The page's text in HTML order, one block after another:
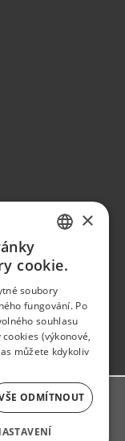
ENGLISH
×
cookie.
soubory
fungování. Po
souhlasu
(výkonové,
můžete kdykoliv
ODMÍTNOUT